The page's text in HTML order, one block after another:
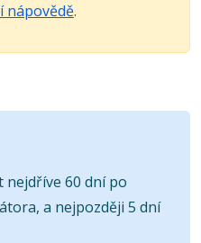
nápovědě.
60 dní po
a nejpozději 5 dní